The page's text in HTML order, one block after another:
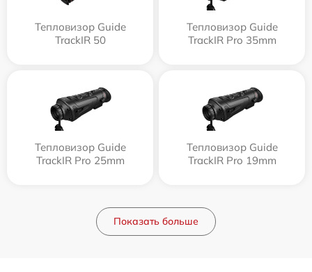
Тепловизор Guide
TrackIR 50
Тепловизор Guide
TrackIR Pro 35mm
Тепловизор Guide
TrackIR Pro 25mm
Тепловизор Guide
TrackIR Pro 19mm
Показать больше